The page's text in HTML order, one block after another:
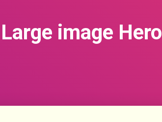
image Hero